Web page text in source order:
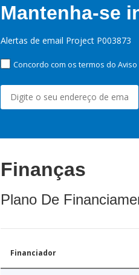
Mantenha-se
Alertas de email Project P003873
Concordo com os termos do
Finanças
Plano De
Financiador